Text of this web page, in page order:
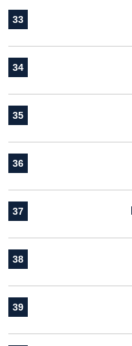
33
34
35
36
37
38
39